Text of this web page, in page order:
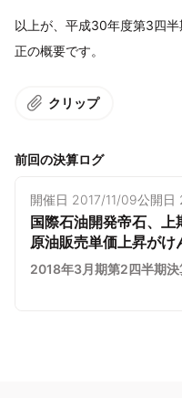
以上が、平成30年度第3四
正の概要です。
クリップ
前回の決算ログ
開催日 2017/11/09公開日
国際石油開発帝石、
原油販売単価上昇がけ
2018年3月期第2四半期決